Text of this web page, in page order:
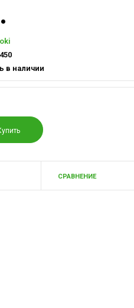
в наличии
СРАВНЕНИЕ